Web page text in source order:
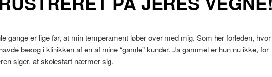
gange er lige før, at min temperament løber over med mig. Som her forleden, hvor
besøg i klinikken af en af mine “gamle” kunder. Ja gammel er hun nu ikke, for
siger, at skolestart nærmer sig.